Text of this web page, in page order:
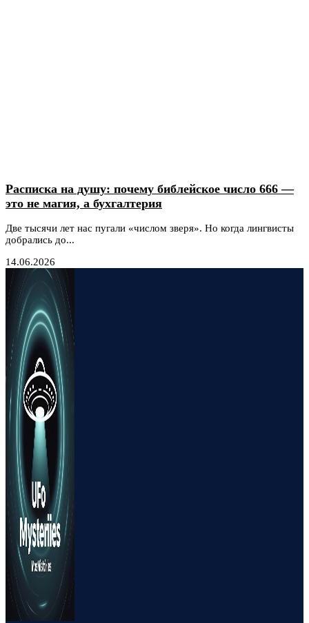
Расписка на душу: почему библейское число 666 —
это не магия, а бухгалтерия
Две тысячи лет нас пугали «числом зверя». Но когда лингвисты
добрались до...
14.06.2026